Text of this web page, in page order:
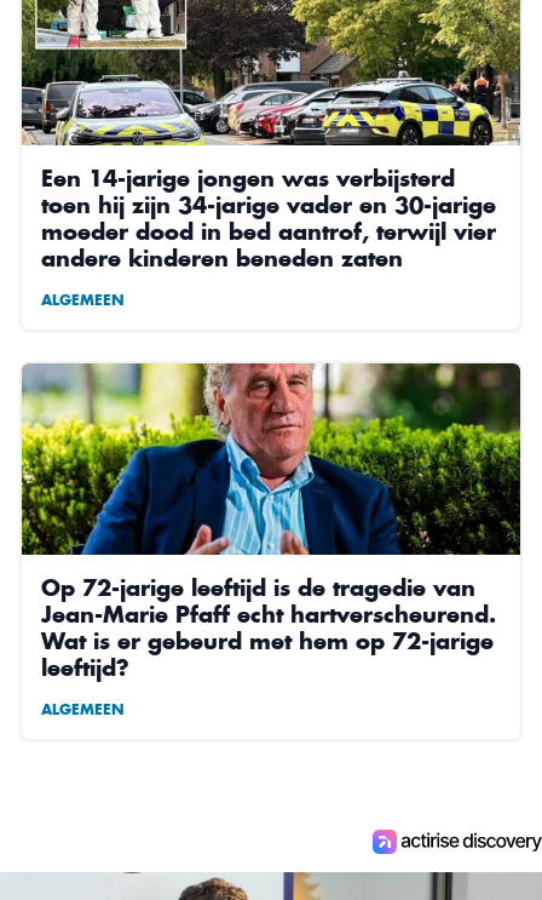
Een 14-jarige jongen was verbijsterd
toen hij zijn 34-jarige vader en 30-jarige
moeder dood in bed aantrof, terwijl vier
andere kinderen beneden zaten
ALGEMEEN
Op 72-jarige leeftijd is de tragedie van
Jean-Marie Pfaff echt hartverscheurend.
Wat is er gebeurd met hem op 72-jarige
leeftijd?
ALGEMEEN